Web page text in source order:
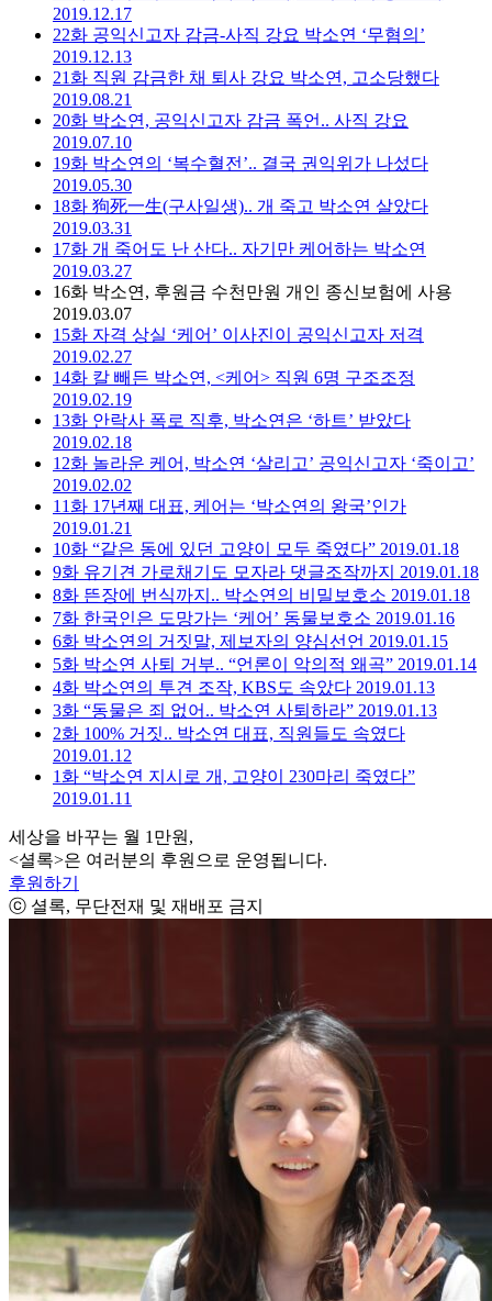
2019.12.17
22화 공익신고자 감금-사직 강요 박소연 ‘무혐의’
2019.12.13
21화 직원 감금한 채 퇴사 강요 박소연, 고소당했다
2019.08.21
20화 박소연, 공익신고자 감금 폭언.. 사직 강요
2019.07.10
19화 박소연의 ‘복수혈전’.. 결국 권익위가 나섰다
2019.05.30
18화 狗死一生(구사일생).. 개 죽고 박소연 살았다
2019.03.31
17화 개 죽어도 난 산다.. 자기만 케어하는 박소연
2019.03.27
16화 박소연, 후원금 수천만원 개인 종신보험에 사용
2019.03.07
15화 자격 상실 ‘케어’ 이사진이 공익신고자 저격
2019.02.27
14화 칼 빼든 박소연, <케어> 직원 6명 구조조정
2019.02.19
13화 안락사 폭로 직후, 박소연은 ‘하트’ 받았다
2019.02.18
12화 놀라운 케어, 박소연 ‘살리고’ 공익신고자 ‘죽이고’
2019.02.02
11화 17년째 대표, 케어는 ‘박소연의 왕국’인가
2019.01.21
10화 “같은 동에 있던 고양이 모두 죽였다” 2019.01.18
9화 유기견 가로채기도 모자라 댓글조작까지
2019.01.18
8화 뜬장에 번식까지.. 박소연의 비밀보호소 2019.01.18
7화 한국인은 도망가는 ‘케어’ 동물보호소 2019.01.16
6화 박소연의 거짓말, 제보자의 양심선언 2019.01.15
5화 박소연 사퇴 거부.. “언론이 악의적 왜곡” 2019.01.14
4화 박소연의 투견 조작, KBS도 속았다 2019.01.13
3화 “동물은 죄 없어.. 박소연 사퇴하라” 2019.01.13
2화 100% 거짓.. 박소연 대표, 직원들도 속였다
2019.01.12
1화 “박소연 지시로 개, 고양이 230마리 죽였다”
2019.01.11
세상을 바꾸는 월 1만원,
<셜록>은 여러분의 후원으로 운영됩니다.
후원하기
ⓒ 셜록, 무단전재 및 재배포 금지